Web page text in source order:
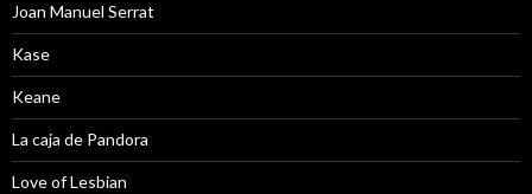
Joan Manuel Serrat
Kase
Keane
La caja de Pandora
Love of Lesbian